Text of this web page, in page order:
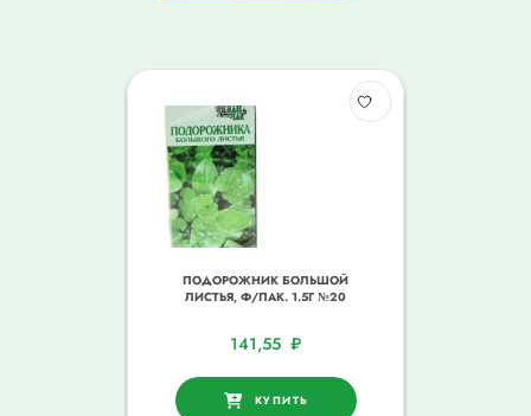
ПОДОРОЖНИК БОЛЬШОЙ
ЛИСТЬЯ, Ф/ПАК. 1.5Г №20
141,55 ₽
КУПИТЬ